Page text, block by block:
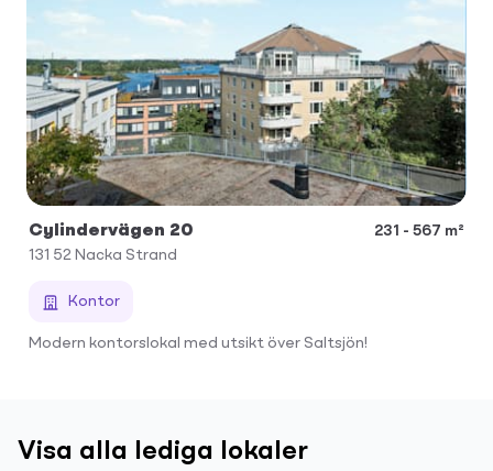
Cylindervägen 20
231 - 567 m²
131 52 Nacka Strand
Kontor
Modern kontorslokal med utsikt över Saltsjön!
Visa alla lediga lokaler